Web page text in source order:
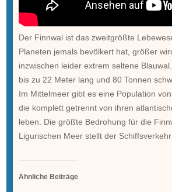
Der Finnwal ist das zweitgrößte
Planeten jemals bevölkert hat, größer
inzwischen leider extrem seltene
bis zu 22 Meter lang und 80 Tonnen
Im Mittelmeer gibt es eine Population
die komplett getrennt von ihren
leben. Die größte Bedrohung für die
Ligurischen Meer stellt der
Ähnliche Beiträge